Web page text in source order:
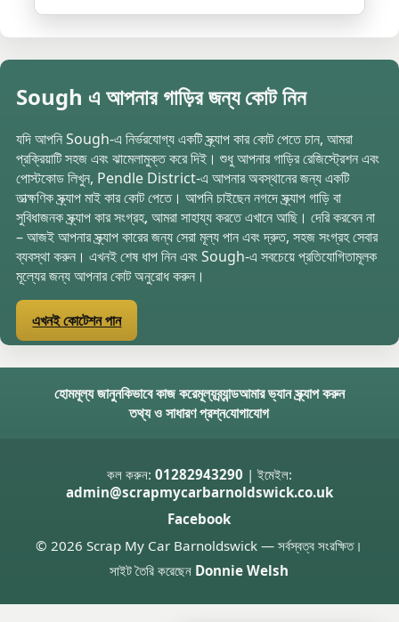
Sough এ আপনার গাড়ির জন্য কোট নিন
যদি আপনি Sough-এ নির্ভরযোগ্য একটি স্ক্র্যাপ কার কোট পেতে চান, আমরা
প্রক্রিয়াটি সহজ এবং ঝামেলামুক্ত করে দিই। শুধু আপনার গাড়ির রেজিস্ট্রেশন এবং
পোস্টকোড লিখুন, Pendle District-এ আপনার অবস্থানের জন্য একটি
তাত্ক্ষণিক স্ক্র্যাপ মাই কার কোট পেতে। আপনি চাইছেন নগদে স্ক্র্যাপ গাড়ি বা
সুবিধাজনক স্ক্র্যাপ কার সংগ্রহ, আমরা সাহায্য করতে এখানে আছি। দেরি করবেন না
– আজই আপনার স্ক্র্যাপ কারের জন্য সেরা মূল্য পান এবং দ্রুত, সহজ সংগ্রহ সেবার
ব্যবস্থা করুন। এখনই শেষ ধাপ নিন এবং Sough-এ সবচেয়ে প্রতিযোগিতামূলক
মূল্যের জন্য আপনার কোট অনুরোধ করুন।
এখনই কোটেশন পান
হোমমূল্য জানুনকিভাবে কাজ করেমূল্যব্র্যান্ডআমার ভ্যান স্ক্র্যাপ করুন
তথ্য ও সাধারণ প্রশ্নযোগাযোগ
কল করুন: 01282943290 | ইমেইল:
admin@scrapmycarbarnoldswick.co.uk
Facebook
© 2026 Scrap My Car Barnoldswick — সর্বস্বত্ব সংরক্ষিত।
সাইট তৈরি করেছেন Donnie Welsh